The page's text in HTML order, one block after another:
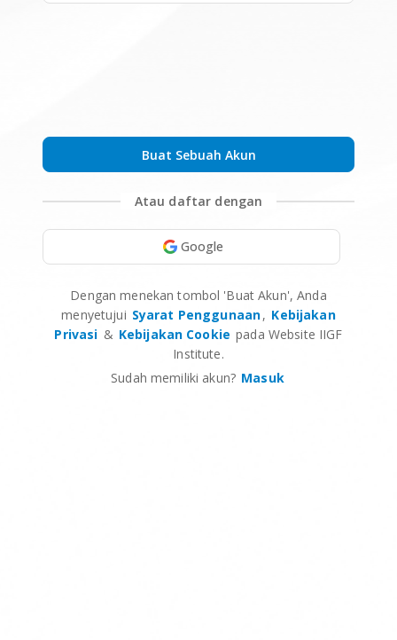
Buat Sebuah Akun
Atau daftar dengan
Google
Dengan menekan tombol 'Buat Akun', Anda
menyetujui Syarat Penggunaan, Kebijakan
Privasi & Kebijakan Cookie pada Website IIGF
Institute.
Sudah memiliki akun? Masuk